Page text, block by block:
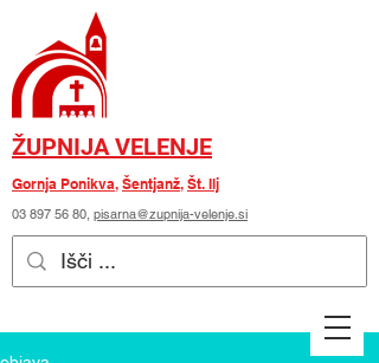
ŽUPNIJA VELENJE
Gornja Ponikva, Šentjanž, Št. Ilj
03 897 56 80, pisarna@zupnija-velenje.si